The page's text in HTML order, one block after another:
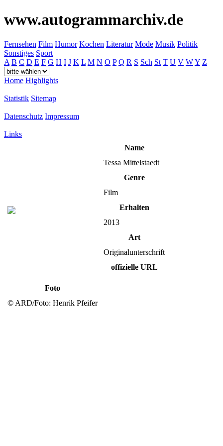
www.autogrammarchiv.de
Fernsehen Film Humor Kochen Literatur Mode Musik Politik
Sonstiges Sport
A B C D E F G H I J K L M N O P Q R S Sch St T U V WY Z
Home Highlights
Statistik Sitemap
Datenschutz Impressum
Links
Name
Tessa Mittelstaedt
Genre
Film
Erhalten
2013
Art
Originalunterschrift
offizielle URL
Foto
© ARD/Foto: Henrik Pfeifer